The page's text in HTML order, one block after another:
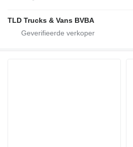
TLD Trucks & Vans BVBA